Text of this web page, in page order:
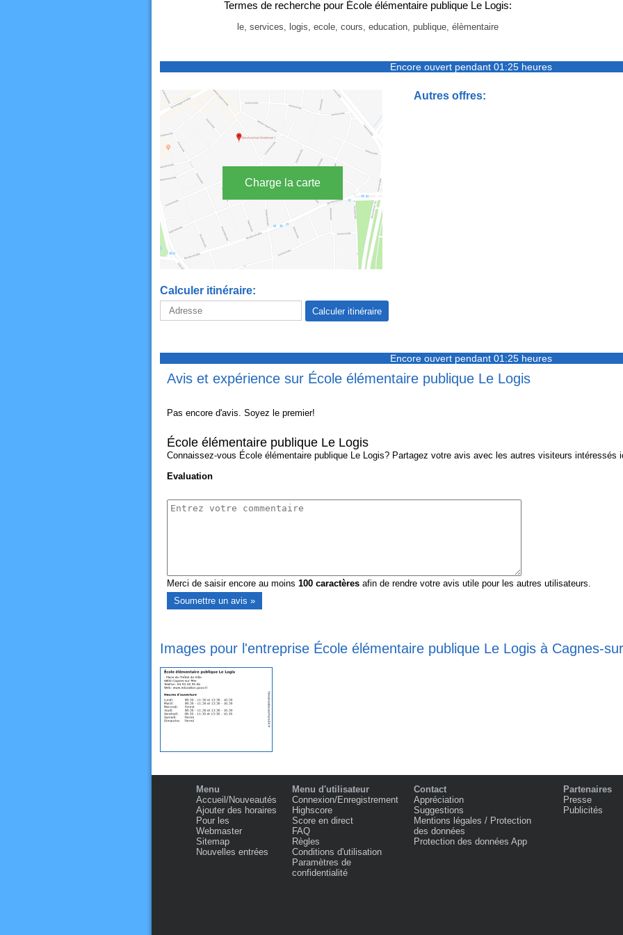
Termes de recherche pour École élémentaire publique Le Logis:
le, services, logis, ecole, cours, education, publique, élèmentaire
Encore ouvert pendant 01:25 heures
Charge la carte
Calculer itinéraire:
Autres offres:
Encore ouvert pendant 01:25 heures
Avis et expérience sur École élémentaire publique Le Logis
Pas encore d'avis. Soyez le premier!
École élémentaire publique Le Logis
Connaissez-vous École élémentaire publique Le Logis? Partagez votre avis avec les autres visiteurs intéressés
Evaluation
Merci de saisir encore au moins 100caractèresafin de rendre votre avis utile pour les autres utilisateurs.
Images pour l'entreprise École élémentaire publique Le Logis à Cagnes-
Menu
Accueil/Nouveautés
Ajouter des horaires
Pour les
Webmaster
Sitemap
Nouvelles entrées
Menu d'utilisateur
Connexion/Enregistrement
Highscore
Score en direct
FAQ
Règles
Conditions d'utilisation
Paramètres de
confidentialité
Contact
Appréciation
Suggestions
Mentions légales / Protection
des données
Protection des données App
Partenaires
Presse
Publicités